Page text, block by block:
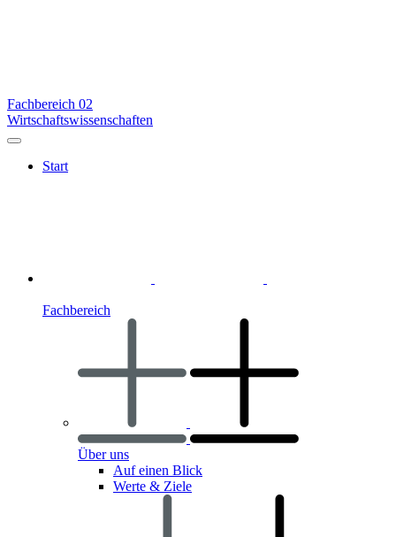
Fachbereich 02
Wirtschaftswissenschaften
Start
Fachbereich
Über uns
Auf einen Blick
Werte & Ziele